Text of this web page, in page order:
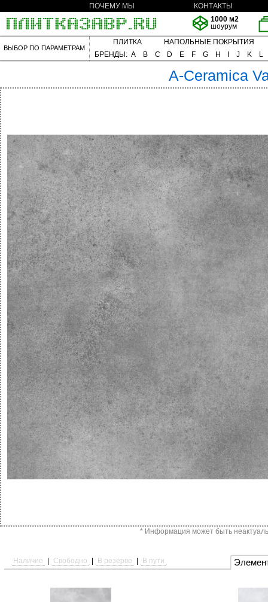
ПОЧЕМУ МЫ
КОНТАКТЫ
1000 м2
шоурум
ВЫБОР ПО ПАРАМЕТРАМ
ПЛИТКА
НАПОЛЬНЫЕ ПОКРЫТИЯ
БРЕНДЫ: A B C D E F G H J K L
A-Ceramica
* Информация может быть
Наличие Свободно В резерве В пути